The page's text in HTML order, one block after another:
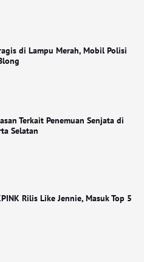
di Lampu Merah, Mobil Polisi
Terkait Penemuan Senjata di
Selatan
Rilis Like Jennie, Masuk Top 5